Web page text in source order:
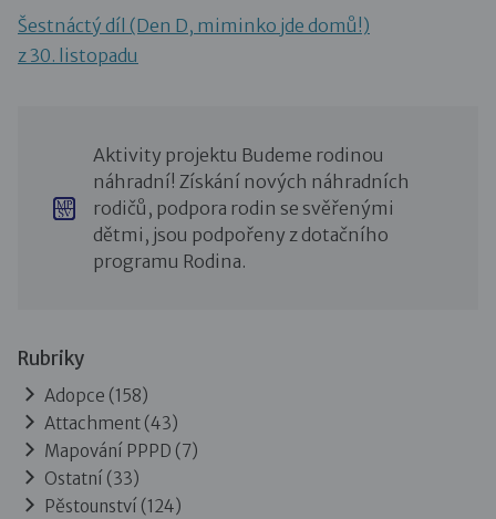
Šestnáctý díl (Den D, miminko jde domů!)
z 30. listopadu
Aktivity projektu Budeme rodinou
náhradní! Získání nových náhradních
rodičů, podpora rodin se svěřenými
dětmi, jsou podpořeny z dotačního
programu Rodina.
Rubriky
Adopce (158)
Attachment (43)
Mapování PPPD (7)
Ostatní (33)
Pěstounství (124)